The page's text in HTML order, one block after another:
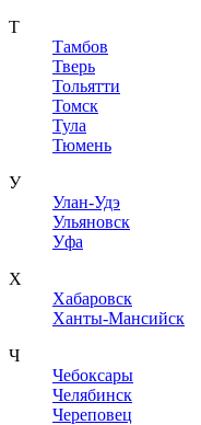
Т
Тамбов
Тверь
Тольятти
Томск
Тула
Тюмень
У
Улан-Удэ
Ульяновск
Уфа
Х
Хабаровск
Ханты-Мансийск
Ч
Чебоксары
Челябинск
Череповец